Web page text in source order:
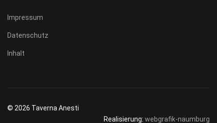
Impressum
Datenschutz
Inhalt
© 2026 Taverna Anesti
Realisierung: webgrafik-naumburg